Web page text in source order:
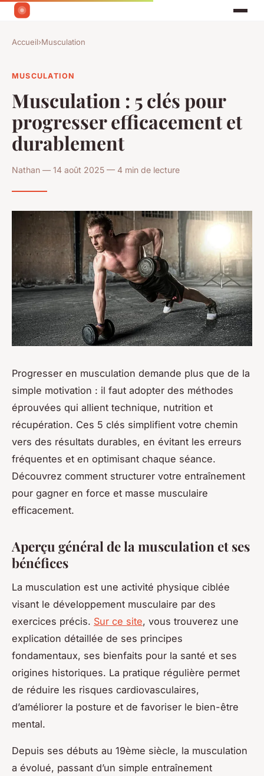
Accueil›Musculation
MUSCULATION
Musculation : 5 clés pour
progresser efficacement et
durablement
Nathan — 14 août 2025 — 4 min de lecture
Progresser en musculation demande plus que de la
simple motivation : il faut adopter des méthodes
éprouvées qui allient technique, nutrition et
récupération. Ces 5 clés simplifient votre chemin
vers des résultats durables, en évitant les erreurs
fréquentes et en optimisant chaque séance.
Découvrez comment structurer votre entraînement
pour gagner en force et masse musculaire
efficacement.
Aperçu général de la musculation et ses
bénéfices
La musculation est une activité physique ciblée
visant le développement musculaire par des
exercices précis. Sur ce site, vous trouverez une
explication détaillée de ses principes
fondamentaux, ses bienfaits pour la santé et ses
origines historiques. La pratique régulière permet
de réduire les risques cardiovasculaires,
d’améliorer la posture et de favoriser le bien-être
mental.
Depuis ses débuts au 19ème siècle, la musculation
a évolué, passant d’un simple entraînement